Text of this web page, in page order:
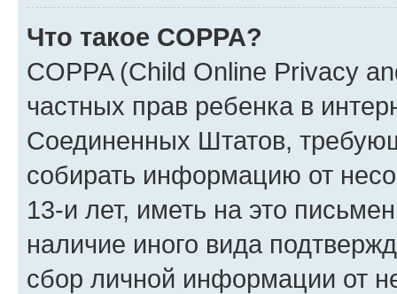
Что такое COPPA?
COPPA (Child Online Privacy
частных прав ребенка в
Соединенных Штатов,
собирать информацию от
13-и лет, иметь на это
наличие иного вида
сбор личной информации от